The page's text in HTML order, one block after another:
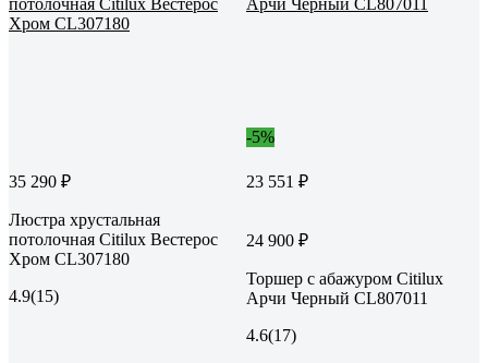
35 290 ₽
Люстра хрустальная
потолочная Citilux Вестерос
Хром CL307180
4.9(15)
-5%
23 551 ₽
24 900 ₽
Торшер с абажуром Citilux
Арчи Черный CL807011
4.6(17)